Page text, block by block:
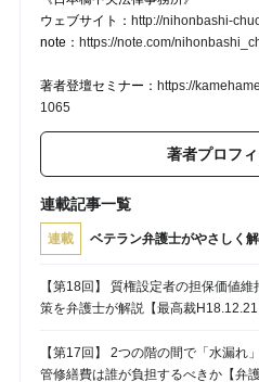
ウェブサイト： http://nihonbashi-
note： https://note.com/
著者登壇セミナー： https://
1065
著者プロフ
連載記事一覧
連載 ベテラン弁護士がやさしく
【第18回】 質権設定者の担保価値
策を弁護士が解説【最高裁H18.12.21
【第17回】 2つの階の間で「水漏
管修繕費は誰が負担するべきか【弁護